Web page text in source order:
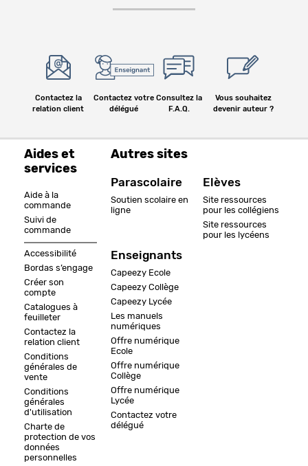
Contactez la
relation client
Contactez votre
délégué
Consultez la
F.A.Q.
Vous souhaitez
devenir auteur ?
Aides et
services
Aide à la
commande
Suivi de
commande
Accessibilité
Bordas s’engage
Créer son
compte
Catalogues à
feuilleter
Contactez la
relation client
Conditions
générales de
vente
Conditions
générales
d'utilisation
Charte de
protection de vos
données
personnelles
Autres sites
Parascolaire
Soutien scolaire en
ligne
Enseignants
Capeezy Ecole
Capeezy Collège
Capeezy Lycée
Les manuels
numériques
Offre numérique
Ecole
Offre numérique
Collège
Offre numérique
Lycée
Contactez votre
délégué
Elèves
Site ressources
pour les collégiens
Site ressources
pour les lycéens